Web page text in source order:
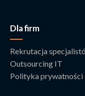
Dla firm
Rekrutacja
Outsourcing IT
Polityka